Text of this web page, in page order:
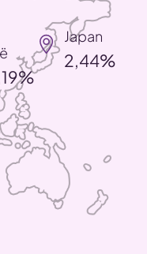
Japan
2,44%